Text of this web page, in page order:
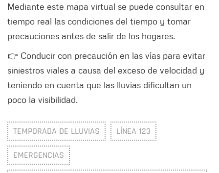
Mediante este mapa virtual se puede consultar en
tiempo real las condiciones del tiempo y tomar
precauciones antes de salir de los hogares.
👉 Conducir con precaución en las vías para evitar
siniestros viales a causa del exceso de velocidad y
teniendo en cuenta que las lluvias dificultan un
poco la visibilidad.
TEMPORADA DE LLUVIAS LÍNEA 123
EMERGENCIAS